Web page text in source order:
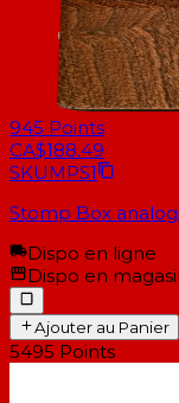
945 Points
CA$188.49
SKUMPS1
Stomp Box
Dispo en ligne
Dispo en
Ajouter au Panier
5495 Points